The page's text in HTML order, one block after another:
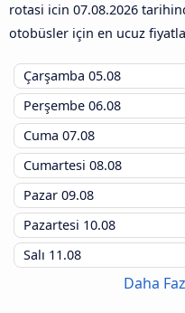
rotasi icin 07.08.2026
otobüsler için en ucuz
Çarşamba 05.08
Perşembe 06.08
Cuma 07.08
Cumartesi 08.08
Pazar 09.08
Pazartesi 10.08
Salı 11.08
Daha